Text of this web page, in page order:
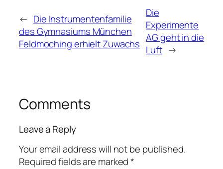
← Die Instrumentenfamilie
des Gymnasiums München
Feldmoching erhielt Zuwachs
Die
Experimente
AG geht in die
Luft →
Comments
Leave a Reply
Your email address will not be published.
Required fields are marked*